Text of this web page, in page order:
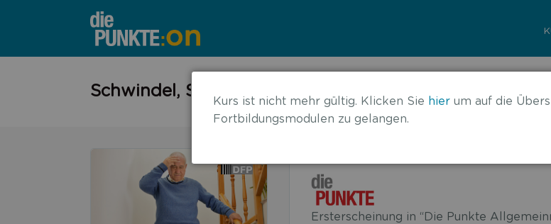
←
Schwindel, Sturz, Synkope bei älteren Patienten
Ersterscheinung in “Die Punkte
Kurs ist nicht mehr gültig. Klicken Sie hierum auf die
Fortbildungsmodulen zu gelangen.